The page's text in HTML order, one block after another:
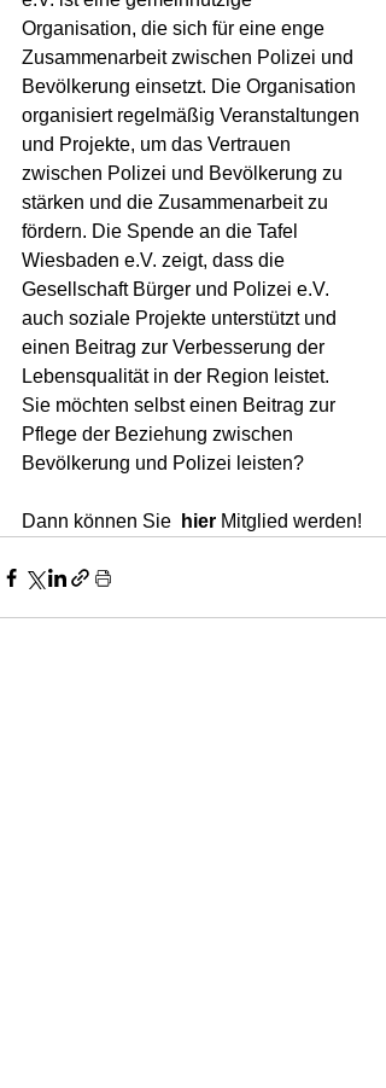
Organisation, die sich für eine enge
Zusammenarbeit zwischen Polizei und
Bevölkerung einsetzt. Die Organisation
organisiert regelmäßig Veranstaltungen
und Projekte, um das Vertrauen
zwischen Polizei und Bevölkerung zu
stärken und die Zusammenarbeit zu
fördern. Die Spende an die Tafel
Wiesbaden e.V. zeigt, dass die
Gesellschaft Bürger und Polizei e.V.
auch soziale Projekte unterstützt und
einen Beitrag zur Verbesserung der
Lebensqualität in der Region leistet.
Sie möchten selbst einen Beitrag zur
Pflege der Beziehung zwischen
Bevölkerung und Polizei leisten?
Dann können Sie hier Mitglied werden!